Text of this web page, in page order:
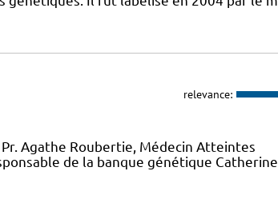
relevance:
Agathe Roubertie, Médecin Atteintes
de la banque génétique Catherine